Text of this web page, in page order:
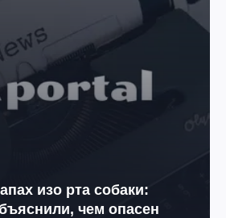
изо рта собаки:
чем опасен